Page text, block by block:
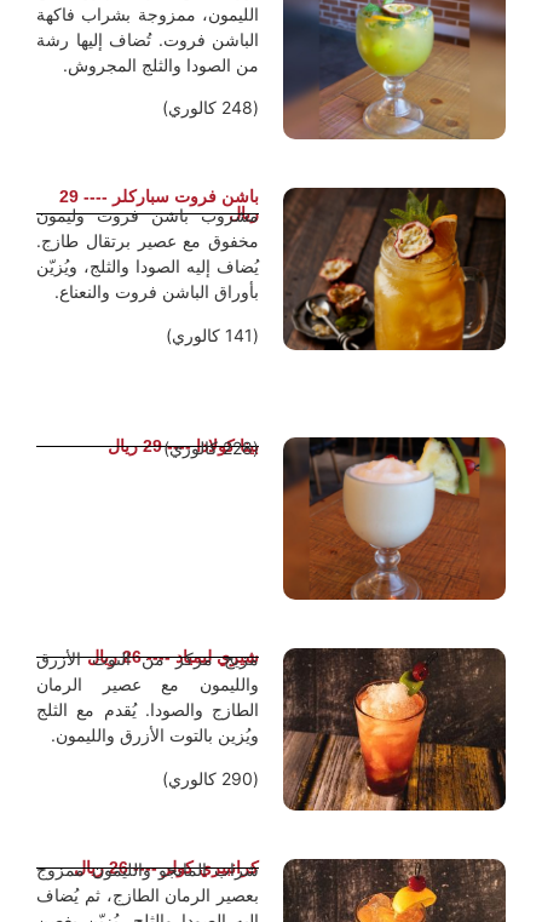
الليمون، ممزوجة بشراب فاكهة
الباشن فروت. تُضاف إليها رشة
من الصودا والثلج المجروش.
(248 كالوري)
باشن فروت سباركلر ---- 29
ريال
مشروب باشن فروت وليمون
مخفوق مع عصير برتقال طازج.
يُضاف إليه الصودا والثلج، ويُزيّن
بأوراق الباشن فروت والنعناع.
(141 كالوري)
بينا كولادا ---- 29 ريال
(228 كالوري)
شيري ليمياد ---- 26 ريال
مزيج مركز من التوت الأزرق
والليمون مع عصير الرمان
الطازج والصودا. يُقدم مع الثلج
ويُزين بالتوت الأزرق والليمون.
(290 كالوري)
كرانبيري كولر ---- 26 ريال
شراب المانجو والليمون ممزوج
بعصير الرمان الطازج، ثم يُضاف